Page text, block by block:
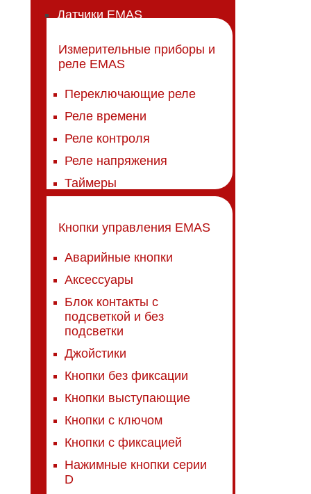
Датчики EMAS
Измерительные приборы и
реле EMAS
Переключающие реле
Реле времени
Реле контроля
Реле напряжения
Таймеры
Кнопки управления EMAS
Аварийные кнопки
Аксессуары
Блок контакты с
подсветкой и без
подсветки
Джойстики
Кнопки без фиксации
Кнопки выступающие
Кнопки с ключом
Кнопки с фиксацией
Нажимные кнопки серии
D